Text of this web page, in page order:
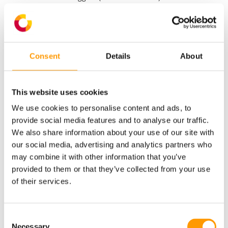
Consent Details About
This website uses cookies
We use cookies to personalise content and ads, to
provide social media features and to analyse our traffic.
We also share information about your use of our site with
our social media, advertising and analytics partners who
may combine it with other information that you’ve
provided to them or that they’ve collected from your use
of their services.
alimento suficiente para 24-36 horas. Cuando los pollitos
les proporciona la energía necesaria para el mantenimiento
básico, mientras que el alto valor nutritivo de la yema
puede usarse para su objetivo más importante: el
desarrollo crítico de los órganos y el sistema inmunitario.
HatchCare es la única nacedora que proporciona a los